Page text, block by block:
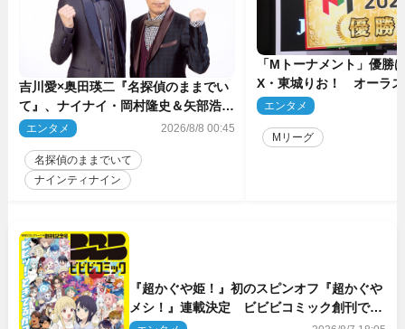
吉川愛×奥田瑛二『名探偵のままでい
て』、ナイナイ・岡村隆史＆矢部浩之
のゲスト出演が決定！
エンタメ 2026/8/8 00:45
名探偵のままでいて
ナインティナイン
「Mトーナメント」優勝
X・東城りお！ オーラス
後は自ら和了って幕引き
エンタメ
Mリーグ
『超かぐや姫！』初のスピンオフ『超かぐや
メシ！』連載決定 ビビビコミック創刊で31
作品一挙公開